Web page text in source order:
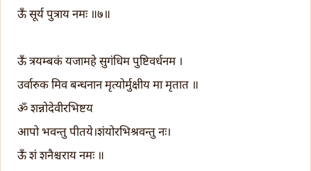
ऊँ सूर्य पुत्राय नमः ॥७॥
ऊँ त्रयम्बकं यजामहे सुगंधिम पुष्टिवर्धनम ।
उर्वारुक मिव बन्धनान मृत्योर्मुक्षीय मा मृतात ॥
ॐ शन्नोदेवीरभिष्टय
आपो भवन्तु पीतये।शंयोरभिश्रवन्तु नः।
ऊँ शं शनैश्चराय नमः ॥